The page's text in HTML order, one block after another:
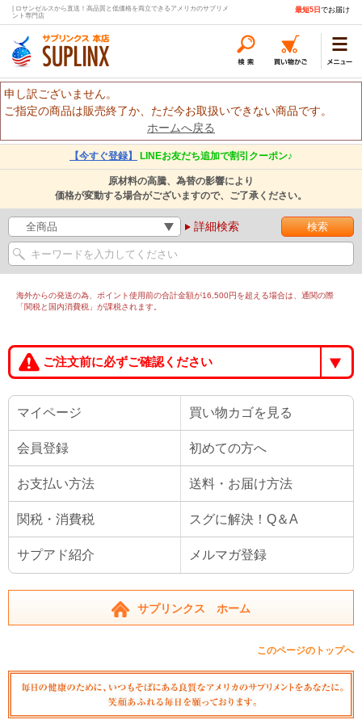
| ロサンゼルスから直送！高品質と低価格を両立できるアメリカのサプリメ
ント専門店
最短5日 でお届け
申し訳ございません。
ご指定の商品は販売終了か、ただ今お取扱いできない商品です。
ホームへ戻る
【今すぐ登録】 LINEお友だち追加で割引クーポン♪
原材料の高騰、為替の影響により
価格が変動する場合がございますので、ご了承ください。
詳細検索
海外からの発送の為、ポイント使用前の合計金額が16,500円を超える場合は、通関の際
「関税と国内消費税」が課税されます。
ご注文前に必ずご確認ください
マイページ 買い物カゴを見る
会員登録 初めての方へ
お支払い方法 送料・お届け方法
関税・消費税 スグに解決！Q＆A
サプアド紹介 メルマガ登録
サプリンクス ホーム
このページのトップへ